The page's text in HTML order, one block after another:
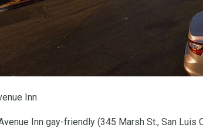
Inn
Inn gay-friendly (345 Marsh St., San